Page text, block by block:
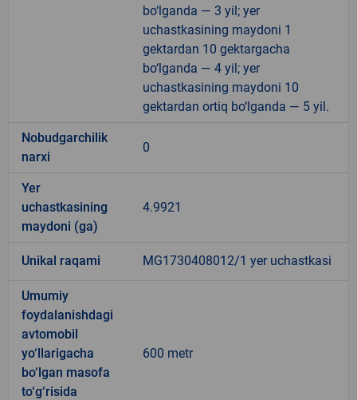
bo‘lganda — 3 yil; yer
uchastkasining maydoni 1
gektardan 10 gektargacha
bo‘lganda — 4 yil; yer
uchastkasining maydoni 10
gektardan ortiq bo‘lganda — 5 yil.
Nobudgarchilik
narxi
0
Yer
uchastkasining
maydoni (ga)
4.9921
Unikal raqami MG1730408012/1 yer uchastkasi
Umumiy
foydalanishdagi
avtomobil
yo‘llarigacha
bo‘lgan masofa
to‘g‘risida
600 metr